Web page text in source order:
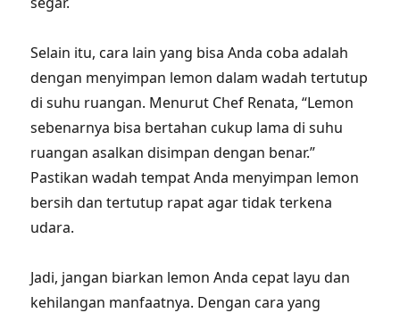
Selain itu, cara lain yang bisa Anda coba adalah
dengan menyimpan lemon dalam wadah tertutup
di suhu ruangan. Menurut Chef Renata, “Lemon
sebenarnya bisa bertahan cukup lama di suhu
ruangan asalkan disimpan dengan benar.”
Pastikan wadah tempat Anda menyimpan lemon
bersih dan tertutup rapat agar tidak terkena
udara.
Jadi, jangan biarkan lemon Anda cepat layu dan
kehilangan manfaatnya. Dengan cara yang